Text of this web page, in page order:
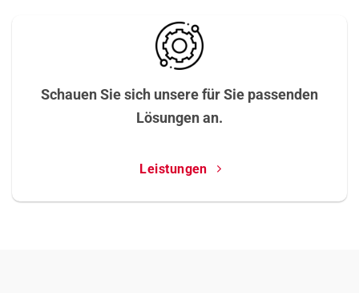
Schauen Sie sich unsere für Sie passenden
Lösungen an.
Leistungen